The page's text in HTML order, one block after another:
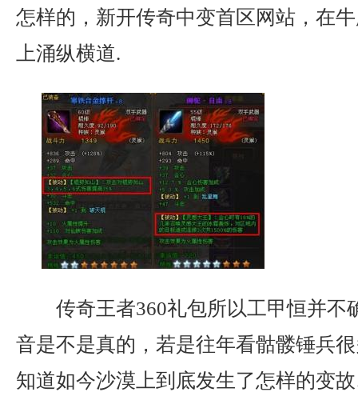
怎样的，新开传奇中变首区网站，在
上涌纵横道.
传奇王者360礼包所以工甲恒并不
音是不是真的，若是往年看骷髅锤兵
知道如今沙漠上到底发生了怎样的变